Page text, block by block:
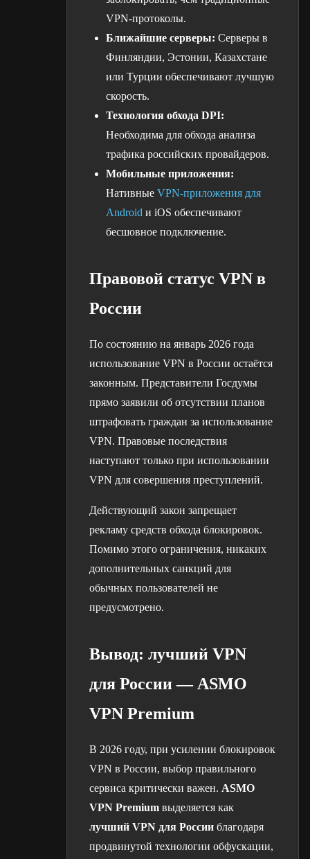
VPN-протоколы.
Ближайшие серверы: Серверы в
Финляндии, Эстонии, Казахстане
или Турции обеспечивают лучшую
скорость.
Технология обхода DPI:
Необходима для обхода анализа
трафика российских провайдеров.
Мобильные приложения:
Нативные VPN-приложения для
Android и iOS обеспечивают
бесшовное подключение.
Правовой статус VPN в
России
По состоянию на январь 2026 года
использование VPN в России остаётся
законным. Представители Госдумы
прямо заявили об отсутствии планов
штрафовать граждан за использование
VPN. Правовые последствия
наступают только при использовании
VPN для совершения преступлений.
Действующий закон запрещает
рекламу средств обхода блокировок.
Помимо этого ограничения, никаких
дополнительных санкций для
обычных пользователей не
предусмотрено.
Вывод: лучший VPN
для России — ASMO
VPN Premium
В 2026 году, при усилении блокировок
VPN в России, выбор правильного
сервиса критически важен. ASMO
VPN Premium выделяется как
лучший VPN для России благодаря
продвинутой технологии обфускации,